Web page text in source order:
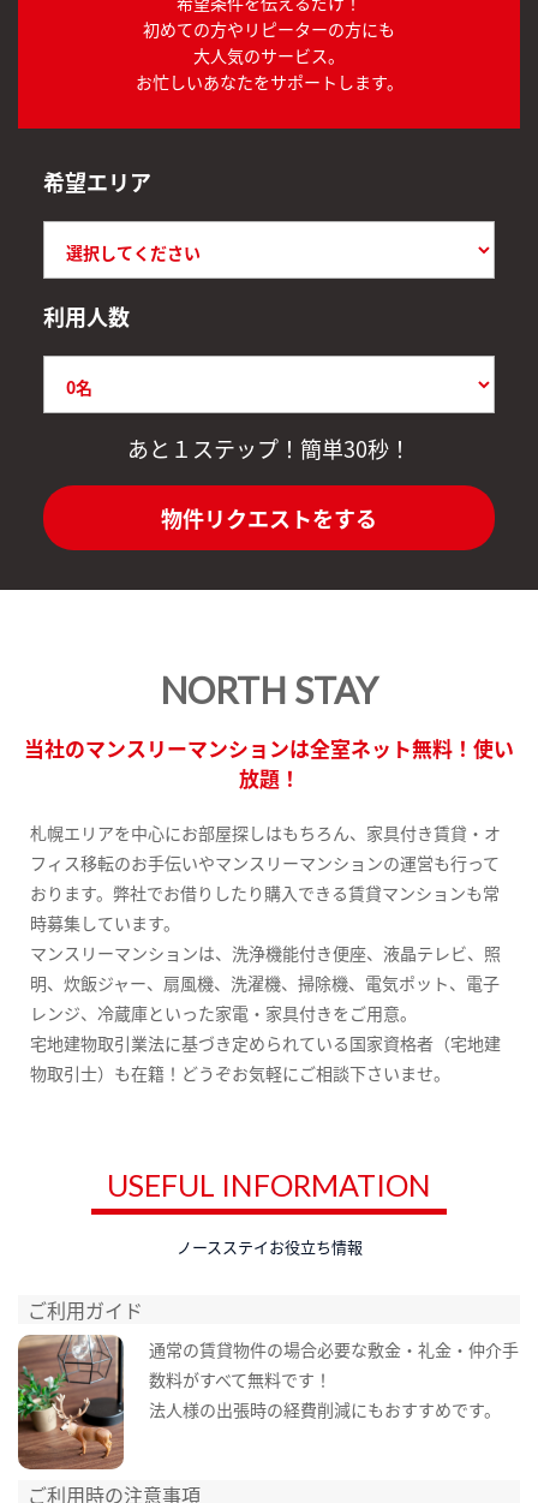
初めての方やリピーターの方にも
大人気のサービス。
お忙しいあなたをサポートします。
希望エリア
利用人数
あと１ステップ！簡単30秒！
物件リクエストをする
NORTH STAY
当社のマンスリーマンションは全室ネット無料！使い
放題！
札幌エリアを中心にお部屋探しはもちろん、家具付き賃貸・オ
フィス移転のお手伝いやマンスリーマンションの運営も行って
おります。弊社でお借りしたり購入できる賃貸マンションも常
時募集しています。
マンスリーマンションは、洗浄機能付き便座、液晶テレビ、照
明、炊飯ジャー、扇風機、洗濯機、掃除機、電気ポット、電子
レンジ、冷蔵庫といった家電・家具付きをご用意。
宅地建物取引業法に基づき定められている国家資格者（宅地建
物取引士）も在籍！どうぞお気軽にご相談下さいませ。
USEFUL INFORMATION
ノースステイお役立ち情報
ご利用ガイド
通常の賃貸物件の場合必要な敷金・礼金・仲介手
数料がすべて無料です！
法人様の出張時の経費削減にもおすすめです。
ご利用時の注意事項